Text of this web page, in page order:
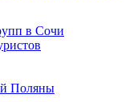
в Сочи
Поляны